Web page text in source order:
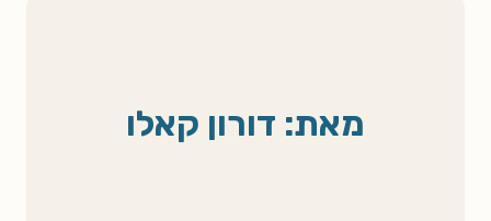
מאת: דורון קאלו